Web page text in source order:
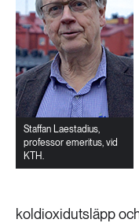
Staffan Laestadius,
professor emeritus, vid
KTH.
koldioxidutsläpp